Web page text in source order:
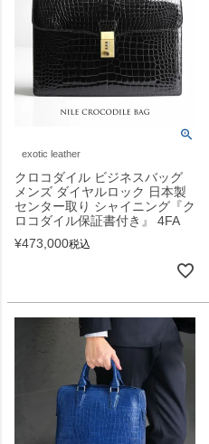
exotic leather
クロコダイル ビジネスバッグ
メンズ ダイヤルロック 日本製
センター取り シャイニング『ク
ロコダイル保証書付き』 4FA
¥473,000税込